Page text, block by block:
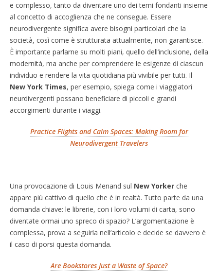
e complesso, tanto da diventare uno dei temi fondanti insieme
al concetto di accoglienza che ne consegue. Essere
neurodivergente significa avere bisogni particolari che la
società, così come è strutturata attualmente, non garantisce.
È importante parlarne su molti piani, quello dell’inclusione, della
modernità, ma anche per comprendere le esigenze di ciascun
individuo e rendere la vita quotidiana più vivibile per tutti. Il
New York Times, per esempio, spiega come i viaggiatori
neurdivergenti possano beneficiare di piccoli e grandi
accorgimenti durante i viaggi.
Practice Flights and Calm Spaces: Making Room for
Neurodivergent Travelers
Una provocazione di Louis Menand sul New Yorker che
appare più cattivo di quello che è in realtà. Tutto parte da una
domanda chiave: le librerie, con i loro volumi di carta, sono
diventate ormai uno spreco di spazio? L’argomentazione è
complessa, prova a seguirla nell’articolo e decide se davvero è
il caso di porsi questa domanda.
Are Bookstores Just a Waste of Space?